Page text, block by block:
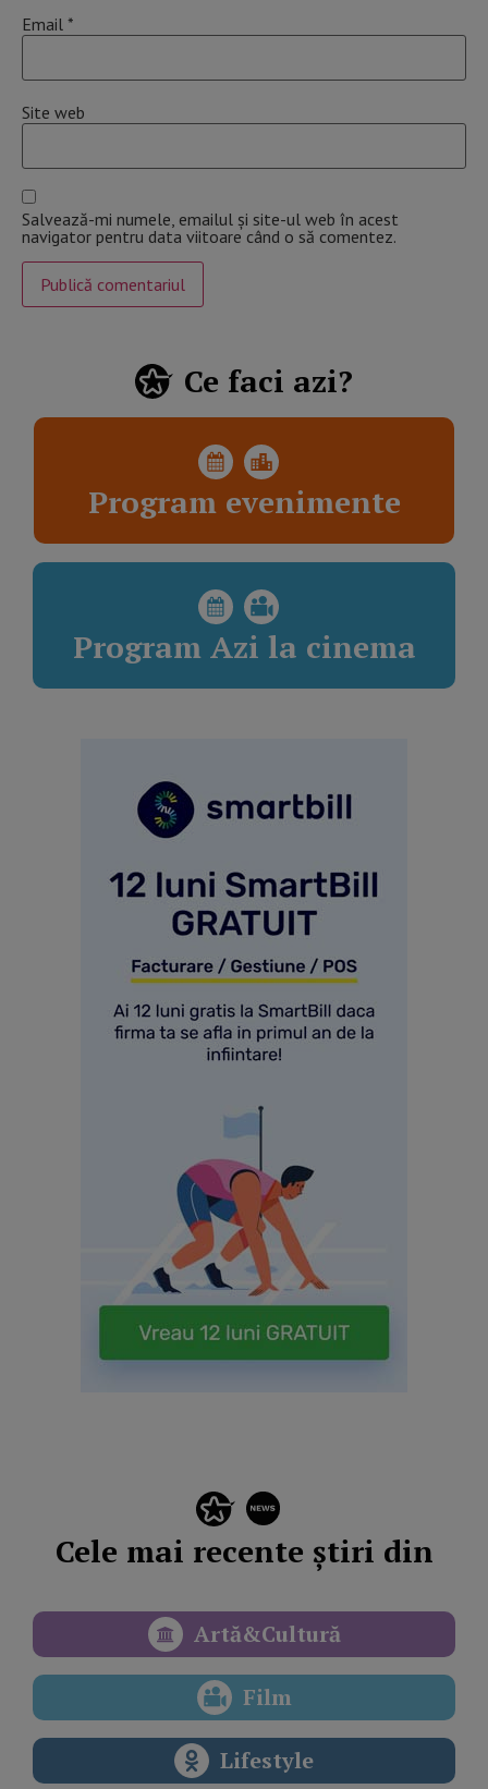
Email *
Site web
Salvează-mi numele, emailul și site-ul web în acest
navigator pentru data viitoare când o să comentez.
Ce faci azi?
Program evenimente
Program Azi la cinema
Cele mai recente știri din
Artă&Cultură
Film
Lifestyle